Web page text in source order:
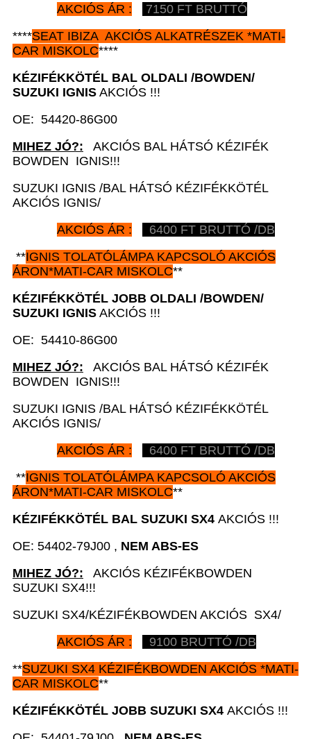
AKCIÓS ÁR :
7150 FT BRUTTÓ
****SEAT IBIZA AKCIÓS ALKATRÉSZEK *MATI-
CAR MISKOLC****
KÉZIFÉKKÖTÉL BAL OLDALI /BOWDEN/
SUZUKI IGNIS AKCIÓS !!!
OE: 54420-86G00
MIHEZ JÓ?: AKCIÓS BAL HÁTSÓ KÉZIFÉK
BOWDEN IGNIS!!!
SUZUKI IGNIS /BAL HÁTSÓ KÉZIFÉKKÖTÉL
AKCIÓS IGNIS/
AKCIÓS ÁR :
6400 FT BRUTTÓ /DB
**IGNIS TOLATÓLÁMPA KAPCSOLÓ AKCIÓS
ÁRON*MATI-CAR MISKOLC**
KÉZIFÉKKÖTÉL JOBB OLDALI /BOWDEN/
SUZUKI IGNIS AKCIÓS !!!
OE: 54410-86G00
MIHEZ JÓ?: AKCIÓS BAL HÁTSÓ KÉZIFÉK
BOWDEN IGNIS!!!
SUZUKI IGNIS /BAL HÁTSÓ KÉZIFÉKKÖTÉL
AKCIÓS IGNIS/
AKCIÓS ÁR :
6400 FT BRUTTÓ /DB
**IGNIS TOLATÓLÁMPA KAPCSOLÓ AKCIÓS
ÁRON*MATI-CAR MISKOLC**
KÉZIFÉKKÖTÉL BAL SUZUKI SX4 AKCIÓS !!!
OE: 54402-79J00 , NEM ABS-ES
MIHEZ JÓ?: AKCIÓS KÉZIFÉKBOWDEN
SUZUKI SX4!!!
SUZUKI SX4/KÉZIFÉKBOWDEN AKCIÓS SX4/
AKCIÓS ÁR :
9100 BRUTTÓ /DB
**SUZUKI SX4 KÉZIFÉKBOWDEN AKCIÓS *MATI-
CAR MISKOLC**
KÉZIFÉKKÖTÉL JOBB SUZUKI SX4 AKCIÓS !!!